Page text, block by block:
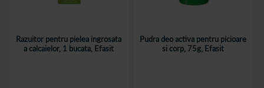
Razuitor pentru pielea ingrosata
a calcaielor, 1 bucata, Efasit
Pudra deo activa pentru picioare
si corp, 75g, Efasit